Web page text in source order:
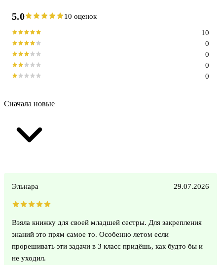
5.0 10 оценок
0
0
0
0
10
Сначала новые
Эльнара 29.07.2026
Взяла книжку для своей младшей сестры. Для закрепления
знаний это прям самое то. Особенно летом если
прорешивать эти задачи в 3 класс придёшь, как будто бы и
не уходил.